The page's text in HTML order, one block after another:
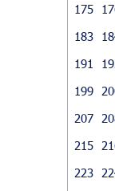
175
183
191
199
207
215
223